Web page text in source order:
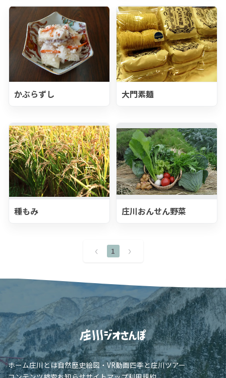
かぶらずし 大門素麺
種もみ 庄川おんせん野菜
1
ホーム庄川とは自然歴史絵図・VR動画四季と庄川ツアー